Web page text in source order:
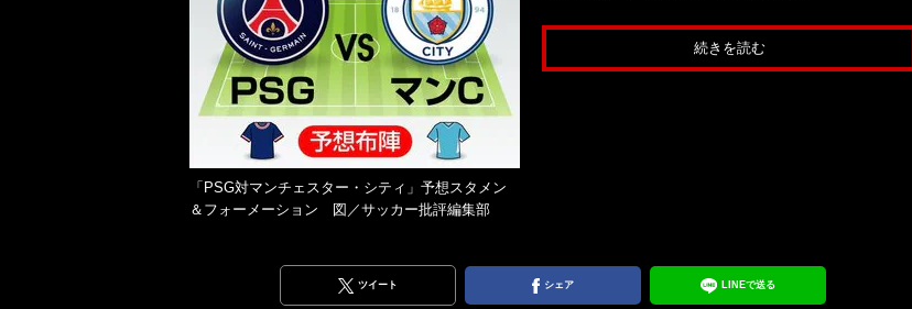
「PSG対マンチェスター・シティ」予想スタメン
＆フォーメーション 図／サッカー批評編集部
続きを読む
ツイート シェア LINEで送る